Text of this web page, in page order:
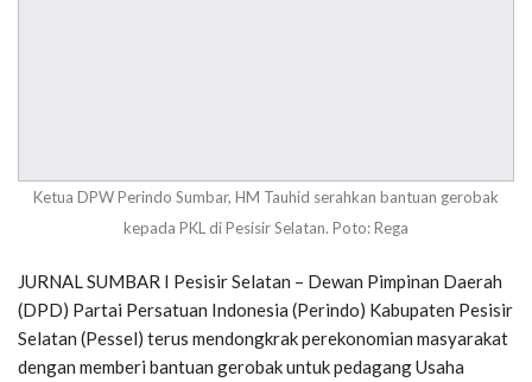
Ketua DPW Perindo Sumbar, HM Tauhid serahkan bantuan gerobak
kepada PKL di Pesisir Selatan. Poto: Rega
JURNAL SUMBAR I Pesisir Selatan – Dewan Pimpinan Daerah
(DPD) Partai Persatuan Indonesia (Perindo) Kabupaten Pesisir
Selatan (Pessel) terus mendongkrak perekonomian masyarakat
dengan memberi bantuan gerobak untuk pedagang Usaha